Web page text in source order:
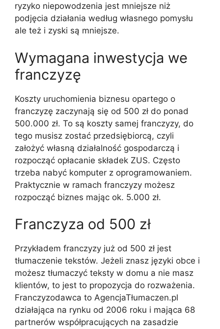
ryzyko niepowodzenia jest mniejsze niż
podjęcia działania według własnego pomysłu
ale też i zyski są mniejsze.
Wymagana inwestycja we
franczyzę
Koszty uruchomienia biznesu opartego o
franczyzę zaczynają się od 500 zł do ponad
500.000 zł. To są koszty samej franczyzy, do
tego musisz zostać przedsiębiorcą, czyli
założyć własną działalność gospodarczą i
rozpocząć opłacanie składek ZUS. Często
trzeba nabyć komputer z oprogramowaniem.
Praktycznie w ramach franczyzy możesz
rozpocząć biznes mając ok. 5.000 zł.
Franczyza od 500 zł
Przykładem franczyzy już od 500 zł jest
tłumaczenie tekstów. Jeżeli znasz języki obce i
możesz tłumaczyć teksty w domu a nie masz
klientów, to jest to propozycja do rozważenia.
Franczyzodawca to AgencjaTłumaczen.pl
działająca na rynku od 2006 roku i mająca 68
partnerów współpracujących na zasadzie